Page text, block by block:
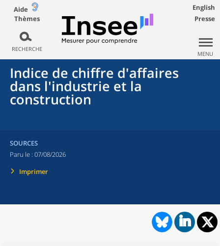
Aide
Thèmes
RECHERCHE
English
Presse
MENU
Indice de chiffre d'affaires
dans l'industrie et la
construction
SOURCES
Paru le : 07/08/2026
Imprimer